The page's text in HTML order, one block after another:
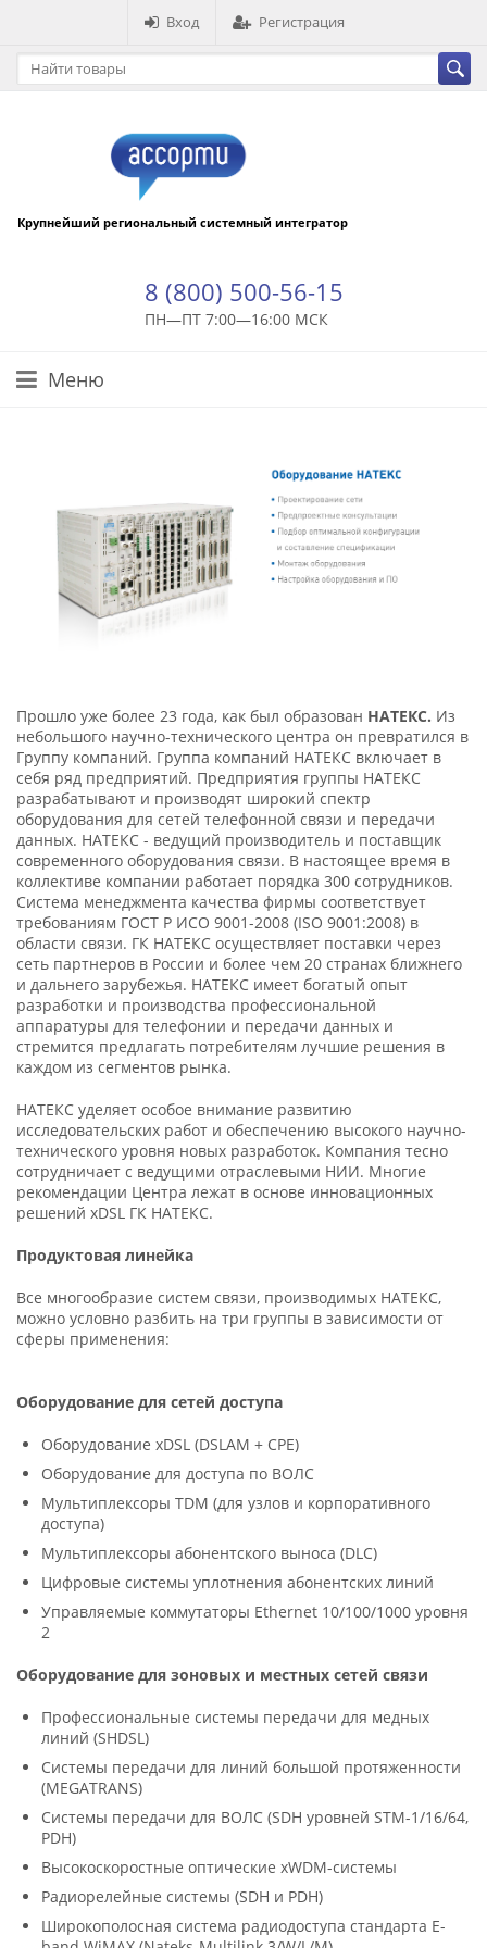
Вход Регистрация
Крупнейший региональный системный интегратор
8 (800) 500-56-15
ПН—ПТ 7:00—16:00 МСК
Меню
Прошло уже более 23 года, как был образован НАТЕКС. Из
небольшого научно-технического центра он превратился в
Группу компаний. Группа компаний НАТЕКС включает в
себя ряд предприятий. Предприятия группы НАТЕКС
разрабатывают и производят широкий спектр
оборудования для сетей телефонной связи и передачи
данных. НАТЕКС - ведущий производитель и поставщик
современного оборудования связи. В настоящее время в
коллективе компании работает порядка 300 сотрудников.
Система менеджмента качества фирмы соответствует
требованиям ГОСТ Р ИСО 9001-2008 (ISO 9001:2008) в
области связи. ГК НАТЕКС осуществляет поставки через
сеть партнеров в России и более чем 20 странах ближнего
и дальнего зарубежья. НАТЕКС имеет богатый опыт
разработки и производства профессиональной
аппаратуры для телефонии и передачи данных и
стремится предлагать потребителям лучшие решения в
каждом из сегментов рынка.
НАТЕКС уделяет особое внимание развитию
исследовательских работ и обеспечению высокого научно-
технического уровня новых разработок. Компания тесно
сотрудничает с ведущими отраслевыми НИИ. Многие
рекомендации Центра лежат в основе инновационных
решений xDSL ГК НАТЕКС.
Продуктовая линейка
Все многообразие систем связи, производимых НАТЕКС,
можно условно разбить на три группы в зависимости от
сферы применения:
Оборудование для сетей доступа
Оборудование xDSL (DSLAM + CPE)
Оборудование для доступа по ВОЛС
Мультиплексоры TDM (для узлов и корпоративного
доступа)
Мультиплексоры абонентского выноса (DLC)
Цифровые системы уплотнения абонентских линий
Управляемые коммутаторы Ethernet 10/100/1000 уровня
2
Оборудование для зоновых и местных сетей связи
Профессиональные системы передачи для медных
линий (SHDSL)
Системы передачи для линий большой протяженности
(MEGATRANS)
Системы передачи для ВОЛС (SDH уровней STM-1/16/64,
PDH)
Высокоскоростные оптические xWDM-системы
Радиорелейные системы (SDH и PDH)
Широкополосная система радиодоступа стандарта E-